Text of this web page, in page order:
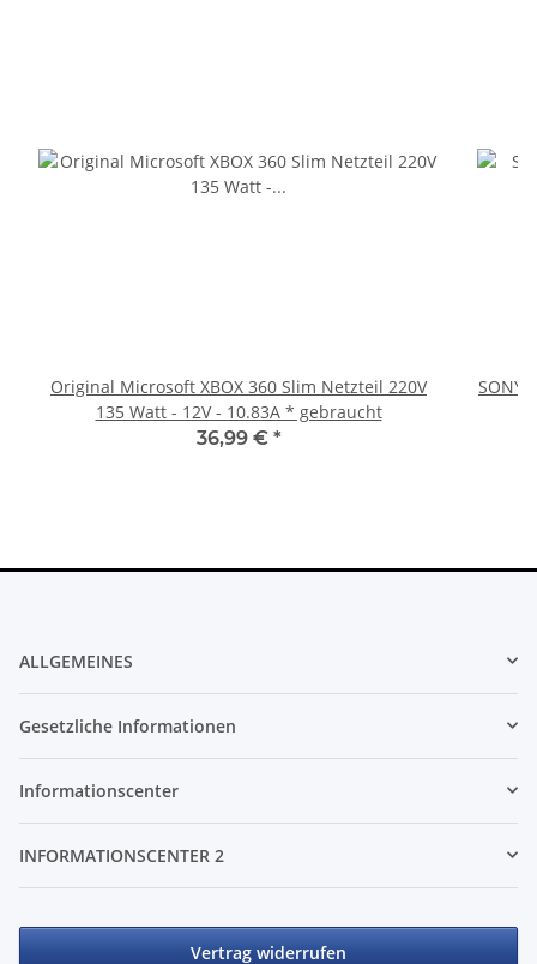
Original Microsoft XBOX 360 Slim Netzteil 220V
135 Watt - 12V - 10.83A * gebraucht
36,99 € *
SONY
ALLGEMEINES
Gesetzliche Informationen
Informationscenter
INFORMATIONSCENTER 2
Vertrag widerrufen